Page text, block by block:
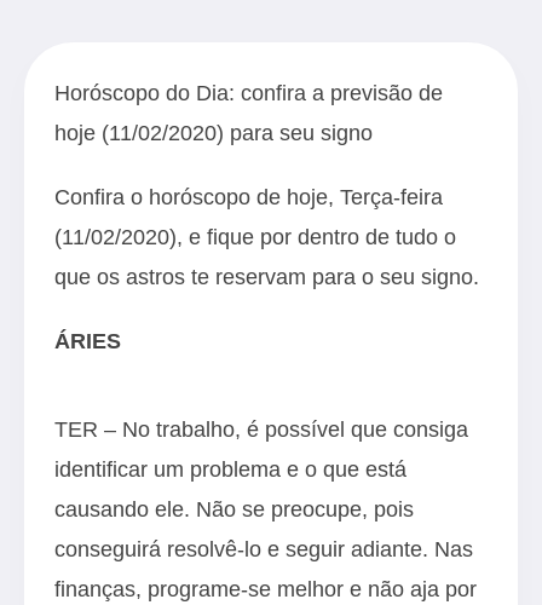
Horóscopo do Dia: confira a previsão de
hoje (11/02/2020) para seu signo
Confira o horóscopo de hoje, Terça-feira
(11/02/2020), e fique por dentro de tudo o
que os astros te reservam para o seu signo.
ÁRIES
TER – No trabalho, é possível que consiga
identificar um problema e o que está
causando ele. Não se preocupe, pois
conseguirá resolvê-lo e seguir adiante. Nas
finanças, programe-se melhor e não aja por